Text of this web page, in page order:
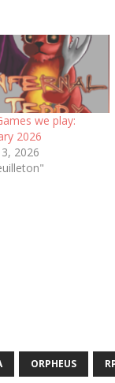
we play:
2026
2026
ORPHEUS